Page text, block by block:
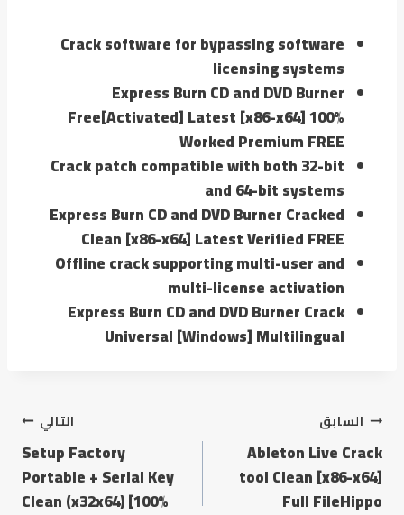
Crack software for bypassing software
licensing systems
Express Burn CD and DVD Burner
Free[Activated] Latest [x86-x64] 100%
Worked Premium FREE
Crack patch compatible with both 32-bit
and 64-bit systems
Express Burn CD and DVD Burner Cracked
Clean [x86-x64] Latest Verified FREE
Offline crack supporting multi-user and
multi-license activation
Express Burn CD and DVD Burner Crack
Universal [Windows] Multilingual
السابق
Ableton Live Crack
tool Clean [x86-x64]
Full FileHippo
التالي
Setup Factory
Portable + Serial Key
Clean (x32x64) [100%